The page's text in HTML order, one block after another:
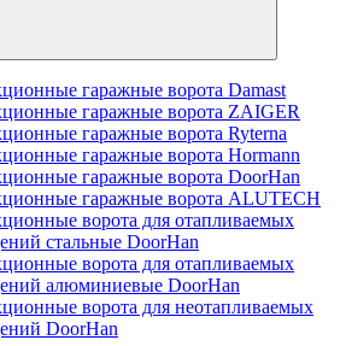
гаражные ворота Damast
гаражные ворота ZAIGER
гаражные ворота Ryterna
гаражные ворота Hormann
гаражные ворота DoorHan
гаражные ворота ALUTECH
ворота для отапливаемых
стальные DoorHan
ворота для отапливаемых
алюминиевые DoorHan
ворота для неотапливаемых
DoorHan